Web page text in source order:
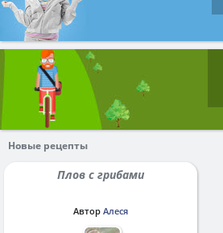
Новые рецепты
Плов с грибами
Автор Алеся